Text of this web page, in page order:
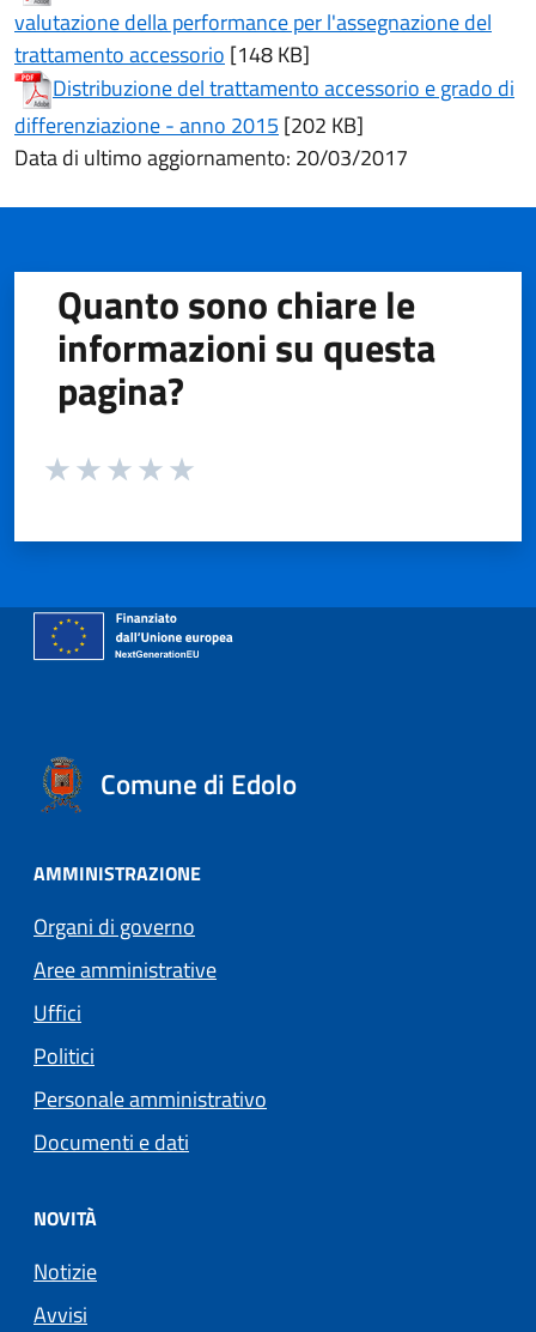
valutazione della performance per l'assegnazione del
trattamento accessorio(apre in un'altra scheda).
[148 KB]
Distribuzione del trattamento accessorio e grado di
differenziazione - anno 2015(apre in un'altra scheda).
[202 KB]
Data di ultimo aggiornamento: 20/03/2017
Quanto sono chiare le
informazioni su questa
pagina?
Valuta da 1 a 5 stelle la pagina
Comune di Edolo
AMMINISTRAZIONE
Organi di governo
Aree amministrative
Uffici
Politici
Personale amministrativo
Documenti e dati
NOVITÀ
Notizie
Avvisi